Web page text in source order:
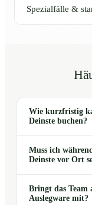
Spezialfälle &
Wie kurzfristig
Deinste buchen?
Muss ich
Deinste vor Ort
Bringt das Team
Auslegware mit?